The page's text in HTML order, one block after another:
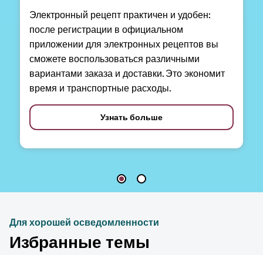
Электронный рецепт практичен и удобен:
после регистрации в официальном
приложении для электронных рецептов вы
сможете воспользоваться различными
вариантами заказа и доставки. Это экономит
время и транспортные расходы.
Узнать больше
Для хорошей осведомленности
Избранные темы